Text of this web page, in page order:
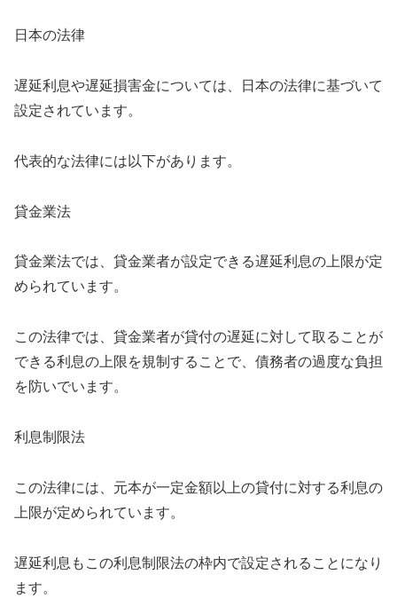
日本の法律
遅延利息や遅延損害金については、日本の法律に基づいて
設定されています。
代表的な法律には以下があります。
貸金業法
貸金業法では、貸金業者が設定できる遅延利息の上限が定
められています。
この法律では、貸金業者が貸付の遅延に対して取ることが
できる利息の上限を規制することで、債務者の過度な負担
を防いでいます。
利息制限法
この法律には、元本が一定金額以上の貸付に対する利息の
上限が定められています。
遅延利息もこの利息制限法の枠内で設定されることになり
ます。